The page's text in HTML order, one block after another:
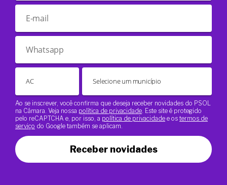
Ao se inscrever, você confirma que deseja receber novidades do PSOL
na Câmara. Veja nossa política de privacidade . Este site é protegido
pelo reCAPTCHA e, por isso, a política de privacidade e os termos de
serviço do Google também se aplicam.
Receber novidades